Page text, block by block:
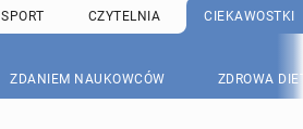
SPORT CZYTELNIA CIEKAWOSTKI
ZDANIEM NAUKOWCÓW ZDROWA